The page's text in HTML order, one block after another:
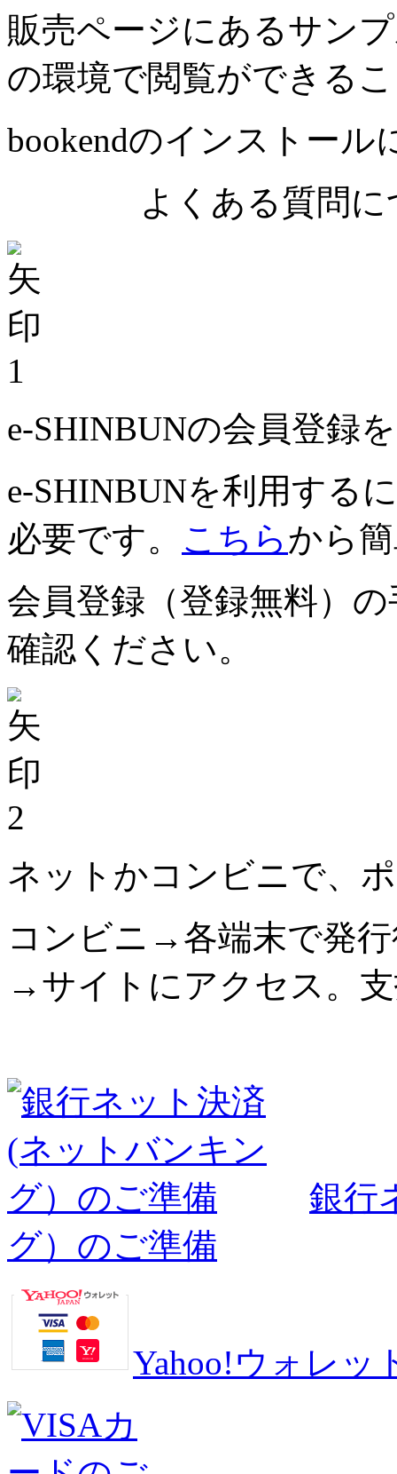
販売ページにあるサン
の環境で閲覧ができる
bookendのインストール
よくある質問に
1
e-SHINBUNの会員登録
e-SHINBUNを利用する
必要です。 こちらから
会員登録（登録無料）
確認ください。
2
ネットかコンビニで、
コンビニ→各端末で発
→サイトにアクセス。
銀行
グ）のご準備
Yahoo!ウォレッ